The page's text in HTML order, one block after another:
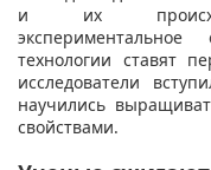
и их
технологии ставят
исследователи
научились
свойствами.